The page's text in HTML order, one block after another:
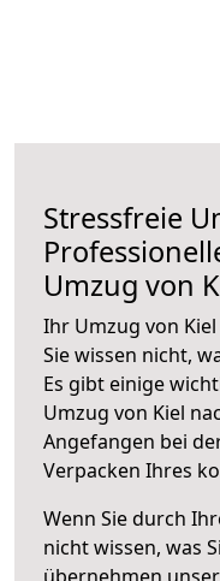
Stressfreie
Umzug von
Ihr Umzug von
Sie wissen nicht,
Es gibt einige
Umzug von Kiel
Angefangen bei
Verpacken Ihres
Wenn Sie durch
nicht wissen, was